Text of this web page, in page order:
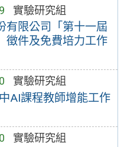
實驗研究組
有限公司「第十一屆
徵件及免費培力工作
實驗研究組
AI課程教師增能工作
實驗研究組